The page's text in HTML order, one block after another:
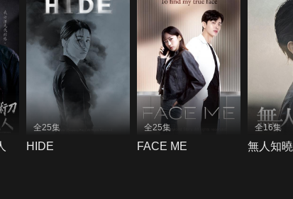
全25集
HIDE
全25集
FACE ME
全16集
無人知曉